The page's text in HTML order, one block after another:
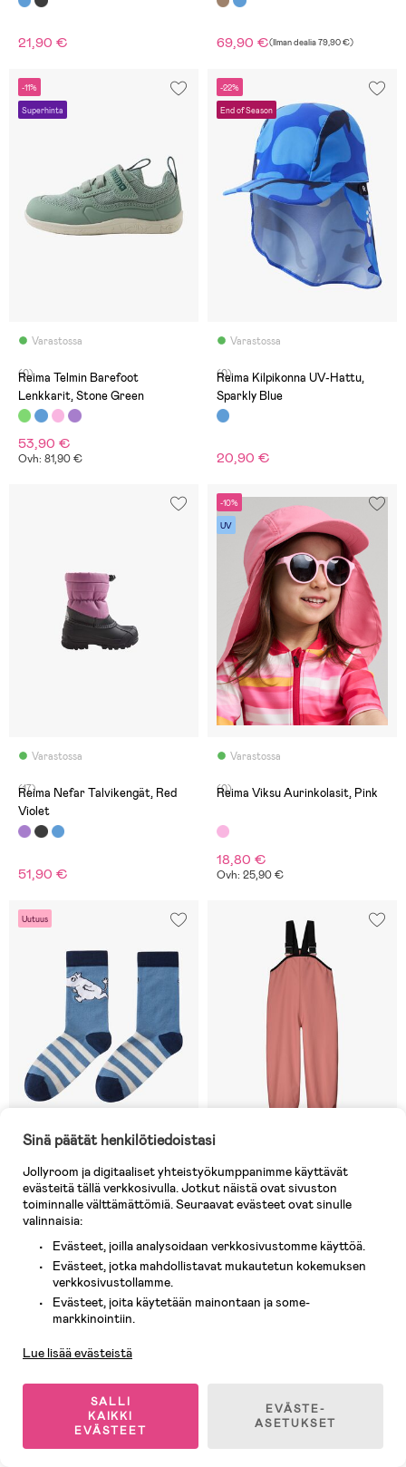
21,90 € 69,90 €(Ilman dealia79,90 €)
-11%
Superhinta
Varastossa
(0)
Reima Telmin Barefoot
Lenkkarit, Stone Green
53,90 €
Ovh: 81,90 €
-22%
End of Season
Varastossa
(0)
Reima Kilpikonna UV-Hattu,
Sparkly Blue
20,90 €
Varastossa
(17)
Reima Nefar Talvikengät, Red
Violet
51,90 €
-10%
UV
Varastossa
(0)
Reima Viksu Aurinkolasit, Pink
18,80 €
Ovh: 25,90 €
Uutuus
Varastossa
(0)
Reima Moomin Randig
Villasukat, Blue Ocean
14,90 €
4 JÄLJELLÄ
(2)
Reima Lammikko Kurahousut,
Sinä päätät henkilötiedoistasi
Jollyroom ja digitaaliset yhteistyökumppanimme käyttävät
evästeitä tällä verkkosivulla. Jotkut näistä ovat sivuston
toiminnalle välttämättömiä. Seuraavat evästeet ovat sinulle
valinnaisia:
Evästeet, joilla analysoidaan verkkosivustomme käyttöä.
Evästeet, jotka mahdollistavat mukautetun kokemuksen
verkkosivustollamme.
Evästeet, joita käytetään mainontaan ja some-
markkinointiin.
Lue lisää evästeistä
SALLI
KAIKKI
EVÄSTEET
EVÄSTE-
ASETUKSET